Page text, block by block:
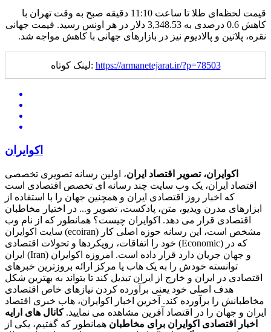
قیمت لحظه‌ای طلا تا ساعت 11:10 دقیقه صبح به وقت تهران با
کاهش 0.6 درصدی به 3,348.53 دلار در هر اونس رسید. قیمت جهانی
نقره، پلاتین و پالادیوم نیز در بازارهای جهانی با کاهش مواجه شد.
لینک کوتاه: https://armanetejarat.ir/?p=78503
اکوایران
اکوایران، تصویر اقتصاد ایران، اولین رسانه تصویری تخصصی
اقتصاد ایران، یک وب سایت چند رسانه ای تخصص اقتصادی است
که اخبار روز اقتصادی ایران و همچنین جهان را با استفاده از
ابزارهای مدرن ویدیو، متن، پادکست، تصویر و... در اختیار مخاطبان
اقتصادی قرار می دهد. اکوایران چیست؟ همانطور که از نام وب
سایت اکوایران (ecoiran) مشخص است، این رسانه حوزه اصلی کار
خود را اتفاقات، رویکردها و تحولات اقتصادی (Economic) که در
ایران (Iran) و جهان جریان دارد قرار داده است. امروزه اکوایران
توانسته خودش را به یک هاب یا مرکز ارائه بروزترین خبرهای
اقتصادی در ایران و خارج از ایران تبدیل کند تا بتواند به بهترین شکل
هدف اصلی خود یعنی برآورده کردن نیازهای خاص اقتصادی
مخاطبانش را برآورده کند. آخرین اخبار اکوایران، هاب خبری اقتصاد
ایران و جهان را در اقتصاد آفرین مشاهده می نمایید.کانال های ارایه
اخبار اقتصادی اکوایران برای مخاطبان همانطور که گفتیم، یکی از